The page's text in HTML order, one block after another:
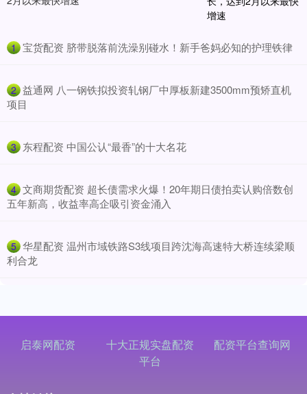
1 ​宝货配资 脐带脱落前洗澡别碰水！新手爸妈必知的护理铁律
2 ​益通网 八一钢铁拟投资轧钢厂中厚板新建3500mm预矫直机
项目
3 ​东程配资 中国公认“最香”的十大名花
4 ​文商期货配资 超长债需求火爆！20年期日债拍卖认购倍数创
五年新高，收益率高企吸引资金涌入
5 ​华星配资 温州市域铁路S3线项目跨沈海高速特大桥连续梁顺
利合龙
启泰网配资
十大正规实盘配资
平台
配资平台查询网